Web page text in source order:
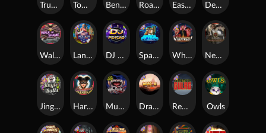
Munchies
Nexus Tombstone RIP
Roadkill
Space Donkey
Land of the Free
Benji Killed in Vegas Devil's Crossroad
Tomb of Nefertiti
Dragon Tribe
DJ Psycho
Owls
East Coast Vs West Coast
Whacked
Jingle Balls Harlequin Carnival
Walk of Shame
Remember Gulag
True kult